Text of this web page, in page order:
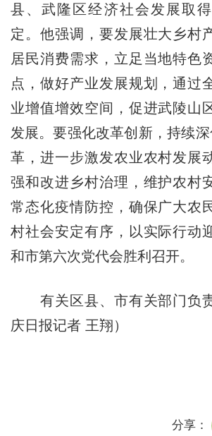
县、武隆区经济社会发展取
定。他强调，要发展壮大乡村
居民消费需求，立足当地特色
点，做好产业发展规划，通过
业增值增效空间，促进武陵山
发展。要强化改革创新，持续深
革，进一步激发农业农村发展
强和改进乡村治理，维护农村
常态化疫情防控，确保广大农
村社会安定有序，以实际行动
和市第六次党代会胜利召开。
有关区县、市有关部门负
庆日报记者 王翔）
分享：